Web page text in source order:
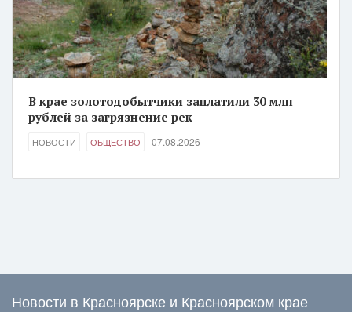
В крае золотодобытчики заплатили 30 млн
рублей за загрязнение рек
НОВОСТИ ОБЩЕСТВО 07.08.2026
Новости в Красноярске и Красноярском крае